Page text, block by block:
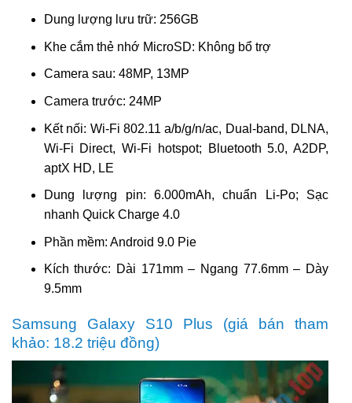
Dung lượng lưu trữ: 256GB
Khe cắm thẻ nhớ MicroSD: Không bổ trợ
Camera sau: 48MP, 13MP
Camera trước: 24MP
Kết nối: Wi-Fi 802.11 a/b/g/n/ac, Dual-band, DLNA,
Wi-Fi Direct, Wi-Fi hotspot; Bluetooth 5.0, A2DP,
aptX HD, LE
Dung lượng pin: 6.000mAh, chuẩn Li-Po; Sạc
nhanh Quick Charge 4.0
Phần mềm: Android 9.0 Pie
Kích thước: Dài 171mm – Ngang 77.6mm – Dày
9.5mm
Samsung Galaxy S10 Plus (giá bán tham
khảo: 18.2 triệu đồng)